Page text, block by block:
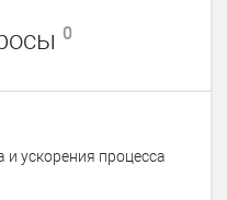
0
ускорения процесса